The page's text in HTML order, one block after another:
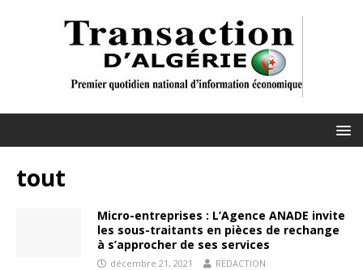
tout
Micro-entreprises : L’Agence ANADE invite
les sous-traitants en pièces de rechange
à s’approcher de ses services
décembre 21, 2021 REDACTION